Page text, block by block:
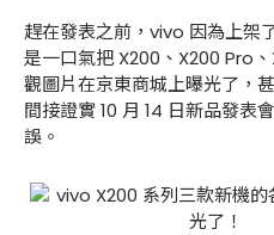
趕在發表之前，vivo 因為上架
是一口氣把 X200、X200 Pro
觀圖片在京東商城上曝光了，
間接證實 10 月 14 日新品發表
誤。